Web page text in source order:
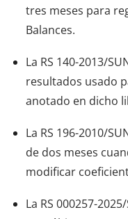
tres meses para
Balances.
La RS 140-2013/
resultados usado
anotado en dicho
La RS 196-2010/
de dos meses
modificar
La RS 000257-